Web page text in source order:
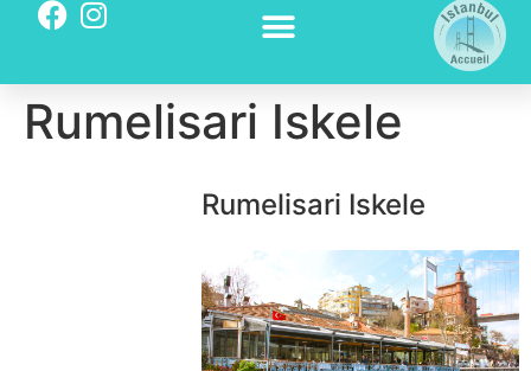
Rumelisari Iskele
Rumelisari Iskele